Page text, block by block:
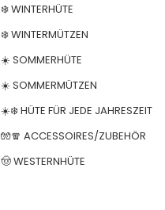
❄️ WINTERHÜTE
❄️ WINTERMÜTZEN
☀️ SOMMERHÜTE
☀️ SOMMERMÜTZEN
☀️❄️ HÜTE FÜR JEDE JAHRESZEIT
🧤🧣 ACCESSOIRES/ZUBEHÖR
🤠 WESTERNHÜTE